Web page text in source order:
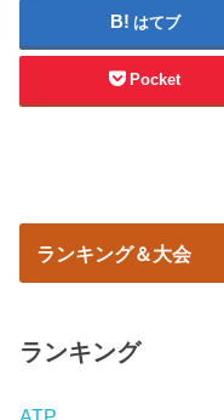
はてブ
Pocket
ランキング＆大会
ランキング